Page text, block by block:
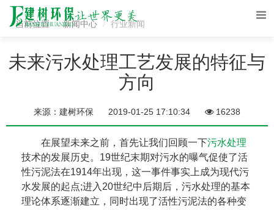
当前位置 新闻中心 行业新闻
未来污水处理工艺发展的特征与
方向
来源：建树环保 2019-01-25 17:10:34 16238
在展望未来之前，首先让我们回顾一下污水处理
技术的发展历史。19世纪末期对污水的曝气促使了活
性污泥法在1914年出现，这一事件事实上成为现代污
水发展的起点;进入20世纪中后期后，污水处理的基本
理论体系逐渐建立，同时出现了活性污泥法的各种变